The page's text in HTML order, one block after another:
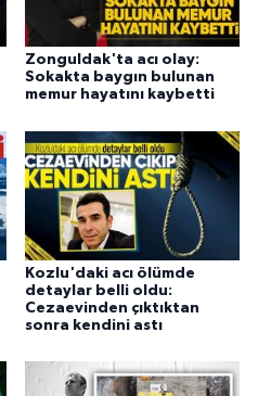
Zonguldak'ta acı olay:
Sokakta baygın bulunan
memur hayatını kaybetti
Kozlu'daki acı ölümde
detaylar belli oldu:
Cezaevinden çıktıktan
sonra kendini astı